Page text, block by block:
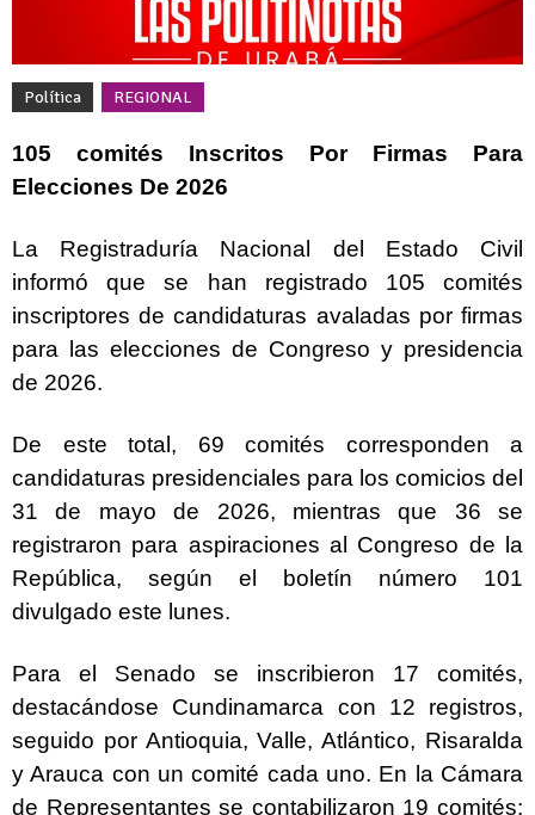
Política REGIONAL
105 comités Inscritos Por Firmas Para
Elecciones De 2026
La Registraduría Nacional del Estado Civil
informó que se han registrado 105 comités
inscriptores de candidaturas avaladas por firmas
para las elecciones de Congreso y presidencia
de 2026.
De este total, 69 comités corresponden a
candidaturas presidenciales para los comicios del
31 de mayo de 2026, mientras que 36 se
registraron para aspiraciones al Congreso de la
República, según el boletín número 101
divulgado este lunes.
Para el Senado se inscribieron 17 comités,
destacándose Cundinamarca con 12 registros,
seguido por Antioquia, Valle, Atlántico, Risaralda
y Arauca con un comité cada uno. En la Cámara
de Representantes se contabilizaron 19 comités: